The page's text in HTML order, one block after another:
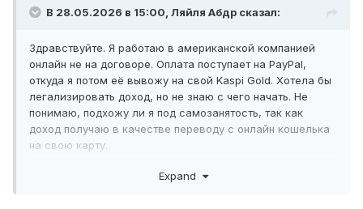
В 28.05.2026 в 15:00, Ляйля Абдр сказал:
Здравствуйте. Я работаю в американской компанией
онлайн не на договоре. Оплата поступает на PayPal,
откуда я потом её вывожу на свой Kaspi Gold. Хотела бы
легализировать доход, но не знаю с чего начать. Не
понимаю, подхожу ли я под самозанятость, так как
доход получаю в качестве переводу с онлайн кошелька
на свою карту.
Expand